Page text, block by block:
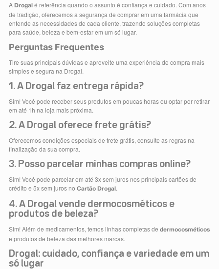
A Drogal é referência quando o assunto é confiança e cuidado. Com anos
de tradição, oferecemos a segurança de comprar em uma farmácia que
entende as necessidades de cada cliente, trazendo soluções completas
para saúde, beleza e bem-estar em um só lugar.
Perguntas Frequentes
Tire suas principais dúvidas e aproveite uma experiência de compra mais
simples e segura na Drogal.
1. A Drogal faz entrega rápida?
Sim! Você pode receber seus produtos em poucas horas ou optar por retirar
em até 1h na loja mais próxima.
2. A Drogal oferece frete grátis?
Oferecemos condições especiais de frete grátis, consulte as regras na
finalização da sua compra.
3. Posso parcelar minhas compras online?
Sim! Você pode parcelar em até 3x sem juros nos principais cartões de
crédito e 5x sem juros no Cartão Drogal .
4. A Drogal vende dermocosméticos e
produtos de beleza?
Sim! Além de medicamentos, temos linhas completas de dermocosméticos
e produtos de beleza das melhores marcas.
Drogal: cuidado, confiança e variedade em um
só lugar